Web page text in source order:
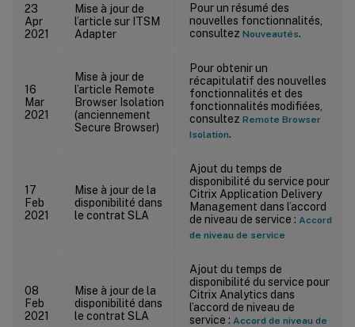
23
Apr
2021
Mise à jour de
l’article sur ITSM
Adapter
Pour un résumé des
nouvelles fonctionnalités,
consultez Nouveautés.
16
Mar
2021
Mise à jour de
l’article Remote
Browser Isolation
(anciennement
Secure Browser)
Pour obtenir un
récapitulatif des nouvelles
fonctionnalités et des
fonctionnalités modifiées,
consultez Remote Browser
Isolation.
17
Feb
2021
Mise à jour de la
disponibilité dans
le contrat SLA
Ajout du temps de
disponibilité du service pour
Citrix Application Delivery
Management dans l’accord
de niveau de service : Accord
de niveau de service
08
Feb
2021
Mise à jour de la
disponibilité dans
le contrat SLA
Ajout du temps de
disponibilité du service pour
Citrix Analytics dans
l’accord de niveau de
service : Accord de niveau de